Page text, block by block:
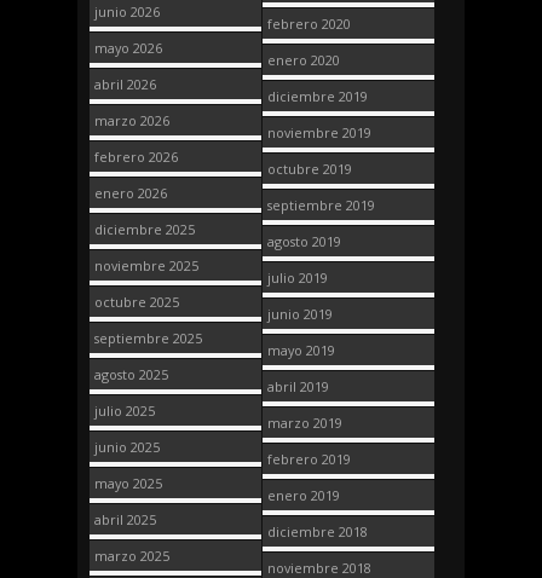
junio 2026
mayo 2026
abril 2026
marzo 2026
febrero 2026
enero 2026
diciembre 2025
noviembre 2025
octubre 2025
septiembre 2025
agosto 2025
julio 2025
junio 2025
mayo 2025
abril 2025
marzo 2025
febrero 2020
enero 2020
diciembre 2019
noviembre 2019
octubre 2019
septiembre 2019
agosto 2019
julio 2019
junio 2019
mayo 2019
abril 2019
marzo 2019
febrero 2019
enero 2019
diciembre 2018
noviembre 2018